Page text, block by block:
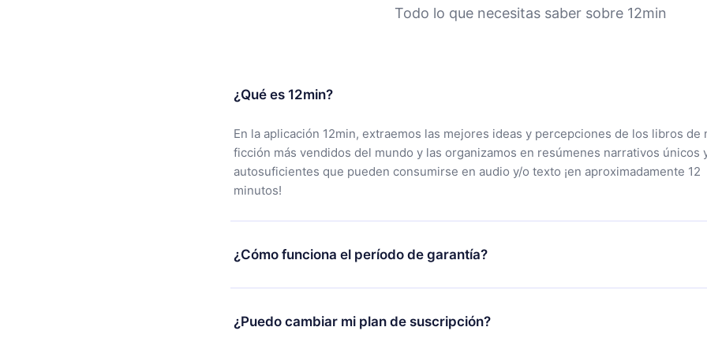
Todo lo que necesitas saber sobre 12min
¿Qué es 12min?
En la aplicación 12min, extraemos las mejores ideas y percepciones de los libros de
ficción más vendidos del mundo y las organizamos en resúmenes narrativos únicos
autosuficientes que pueden consumirse en audio y/o texto ¡en aproximadamente 12
minutos!
¿Cómo funciona el período de garantía?
Puedes descargar nuestra aplicación y comenzar a disfrutar de nuestra biblioteca.
alguna razón no estás satisfecho con nuestra plataforma, simplemente contacta a
nuestro equipo de soporte ( contacto@12min.com
¿Puedo cambiar mi plan de suscripción?